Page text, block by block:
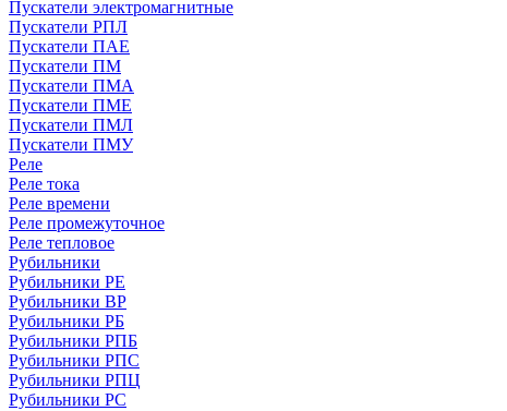
Пускатели электромагнитные
Пускатели РПЛ
Пускатели ПАЕ
Пускатели ПМ
Пускатели ПМА
Пускатели ПМЕ
Пускатели ПМЛ
Пускатели ПМУ
Реле
Реле тока
Реле времени
Реле промежуточное
Реле тепловое
Рубильники
Рубильники РЕ
Рубильники ВР
Рубильники РБ
Рубильники РПБ
Рубильники РПС
Рубильники РПЦ
Рубильники РС